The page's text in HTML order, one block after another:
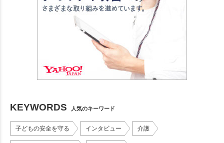
KEYWORDS 人気のキーワード
子どもの安全を守る インタビュー 介護